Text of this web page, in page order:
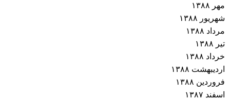
مهر ۱۳۸۸
شهریور ۱۳۸۸
مرداد ۱۳۸۸
تیر ۱۳۸۸
خرداد ۱۳۸۸
اردیبهشت ۱۳۸۸
فروردین ۱۳۸۸
اسفند ۱۳۸۷